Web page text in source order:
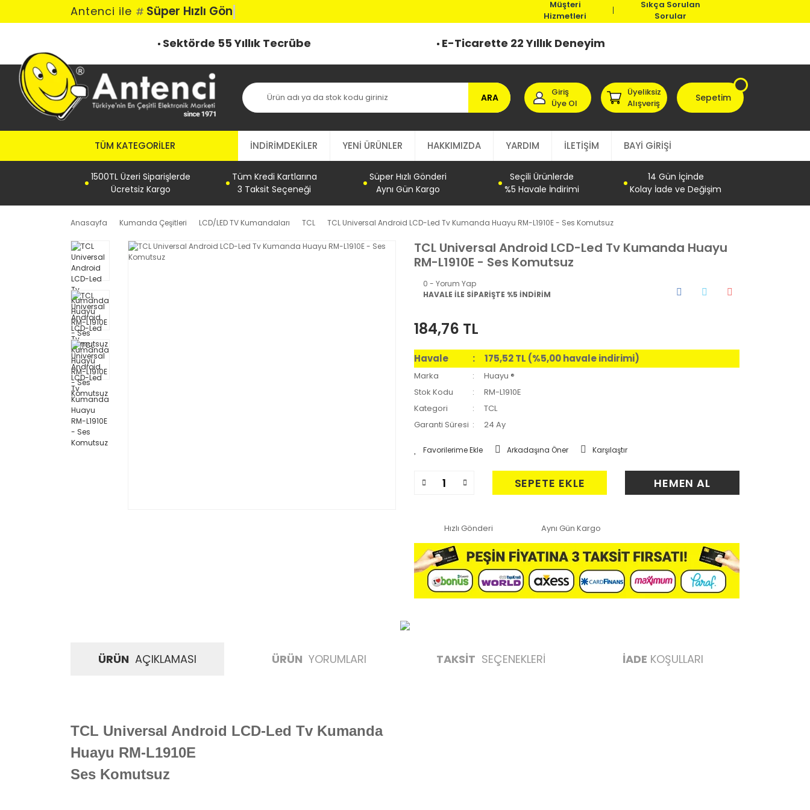
Antenci ile # Süper Hızlı Gönder
Müşteri
Hizmetleri
Sıkça Sorulan
Sorular
Sektörde 55 Yıllık Tecrübe E-Ticarette 22 Yıllık Deneyim
ARA
Giriş
Üye Ol
Üyeliksiz
Alışveriş
Sepetim
TÜM KATEGORILER İNDİRİMDEKİLER YENİ ÜRÜNLER HAKKIMIZDA YARDIM İLETİŞİM BAYİ GİRİŞİ
1500TL Üzeri Siparişlerde
Ücretsiz Kargo
Tüm Kredi Kartlarına
3 Taksit Seçeneği
Süper Hızlı Gönderi
Aynı Gün Kargo
Seçili Ürünlerde
%5 Havale İndirimi
14 Gün İçinde
Kolay İade ve Değişim
Anasayfa Kumanda Çeşitleri LCD/LED TV Kumandaları TCL TCL Universal Android LCD-Led Tv Kumanda Huayu RM-L1910E - Ses Komutsuz
TCL Universal Android LCD-Led Tv Kumanda Huayu
RM-L1910E - Ses Komutsuz
0 - Yorum Yap
HAVALE İLE SİPARİŞTE %5 İNDİRİM
184,76 TL
Havale 175,52 TL (%5,00 havale indirimi)
Marka
Huayu ®
Stok Kodu
RM-L1910E
Kategori
TCL
Garanti Süresi
24 Ay
Arkadaşına Öner Karşılaştır
SEPETE EKLE HEMEN AL
Hızlı Gönderi Aynı Gün Kargo
ÜRÜN AÇIKLAMASI ÜRÜN YORUMLARI TAKSİT SEÇENEKLERİ İADE KOŞULLARI
TCL Universal Android LCD-Led Tv Kumanda
Huayu RM-L1910E
Ses Komutsuz